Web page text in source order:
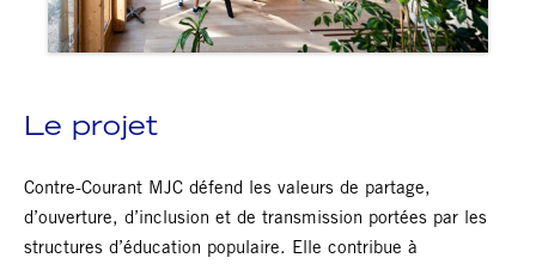
Le projet
Contre-Courant MJC défend les valeurs de partage,
d’ouverture, d’inclusion et de transmission portées par les
structures d’éducation populaire. Elle contribue à